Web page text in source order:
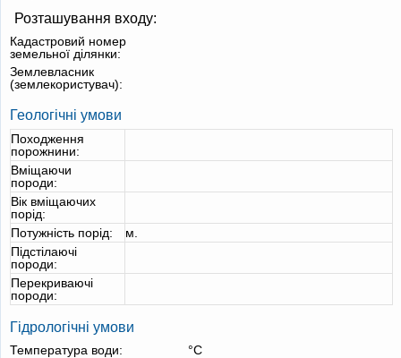
Розташування входу:
Кадастровий номер
земельної ділянки:
Землевласник
(землекористувач):
Геологічні умови
Походження
порожнини:
Вміщаючи
породи:
Вік вміщаючих
порід:
Потужність порід:
м.
Підстілаючі
породи:
Перекриваючі
породи:
Гідрологічні умови
Температура води:
°С